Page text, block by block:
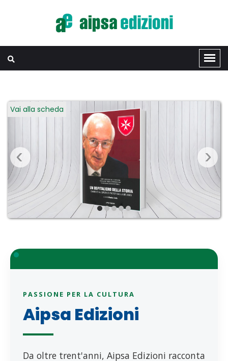
Vai alla scheda
PASSIONE PER LA CULTURA
Aipsa Edizioni
Da oltre trent'anni, Aipsa Edizioni racconta